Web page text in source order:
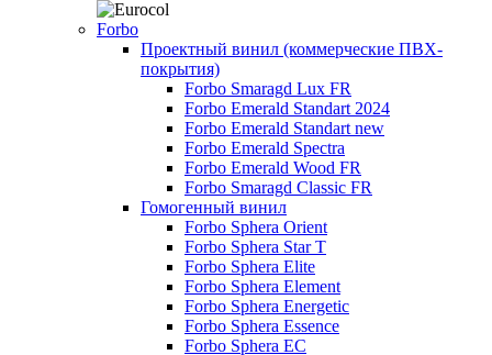
Forbo
Проектный винил (коммерческие ПВХ-
покрытия)
Forbo Smaragd Lux FR
Forbo Emerald Standart 2024
Forbo Emerald Standart new
Forbo Emerald Spectra
Forbo Emerald Wood FR
Forbo Smaragd Classic FR
Гомогенный винил
Forbo Sphera Orient
Forbo Sphera Star T
Forbo Sphera Elite
Forbo Sphera Element
Forbo Sphera Energetic
Forbo Sphera Essence
Forbo Sphera EC